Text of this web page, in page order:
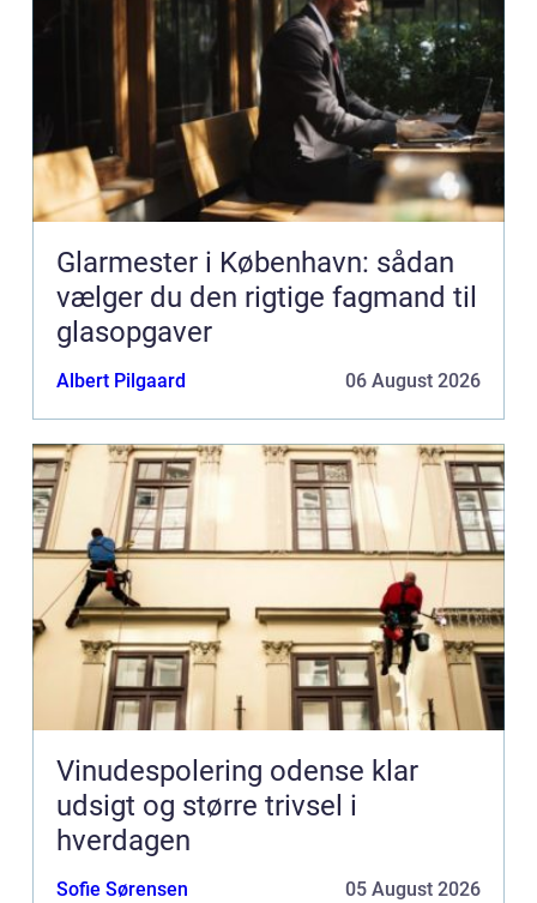
Glarmester i København: sådan
vælger du den rigtige fagmand til
glasopgaver
Albert Pilgaard 06 August 2026
Vinudespolering odense klar
udsigt og større trivsel i
hverdagen
Sofie Sørensen 05 August 2026